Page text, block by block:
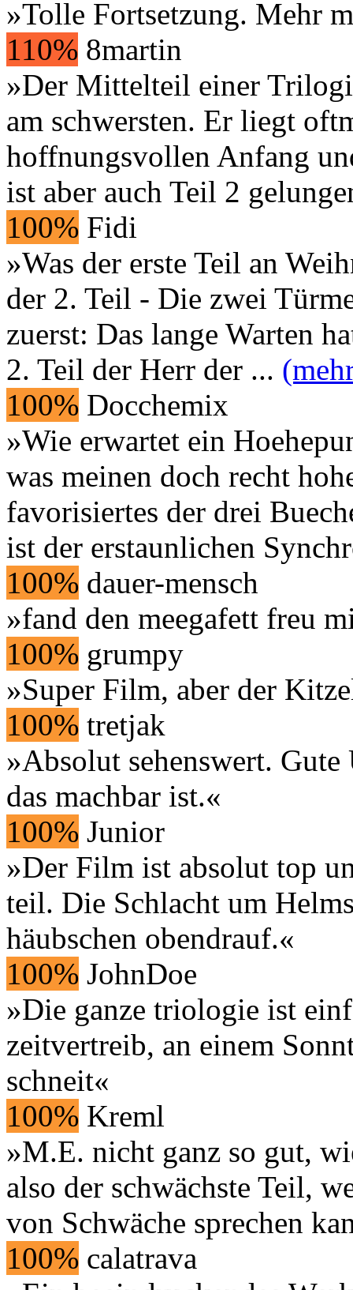
»Tolle Fortsetzung. Mehr
110% 8martin
»Der Mittelteil einer
am schwersten. Er liegt
hoffnungsvollen Anfang
ist aber auch Teil 2
100% Fidi
»Was der erste Teil an
der 2. Teil - Die zwei
zuerst: Das lange Warten
2. Teil der Herr der ...
100% Docchemix
»Wie erwartet ein
was meinen doch recht
favorisiertes der drei
ist der erstaunlichen
100% dauer-mensch
»fand den meegafett freu
100% grumpy
»Super Film, aber der
100% tretjak
»Absolut sehenswert.
das machbar ist.«
100% Junior
»Der Film ist absolut top
teil. Die Schlacht um
häubschen obendrauf.«
100% JohnDoe
»Die ganze triologie ist
zeitvertreib, an einem
schneit«
100% Kreml
»M.E. nicht ganz so gut,
also der schwächste Teil,
von Schwäche sprechen
100% calatrava